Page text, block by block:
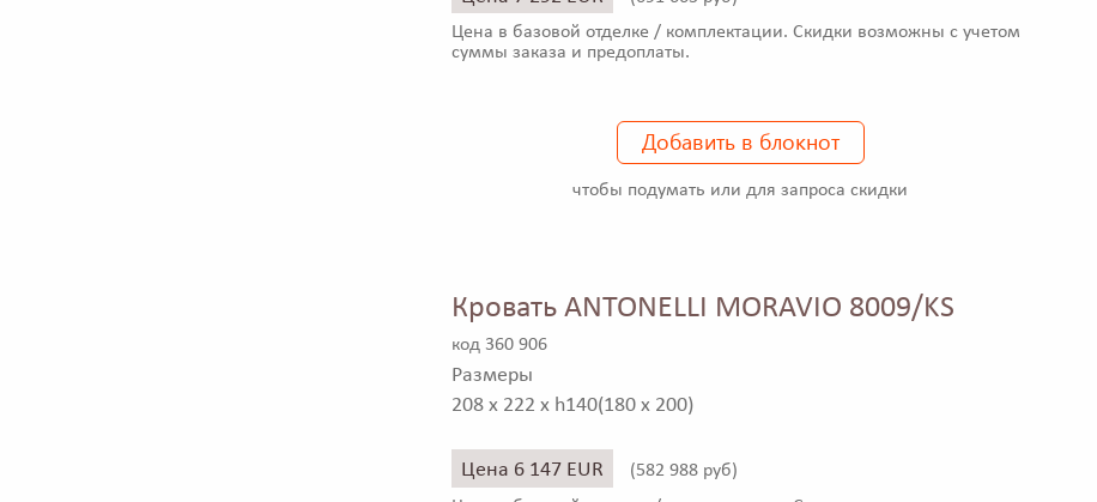
Цена в базовой отделке / комплектации. Скидки возможны с учетом
суммы заказа и предоплаты.
Добавить в блокнот
чтобы подумать или для запроса скидки
Кровать ANTONELLI MORAVIO 8009/KS
код 360 906
Размеры
208 x 222 x h140(180 x 200)
Цена 6 147 EUR (582 988 руб)